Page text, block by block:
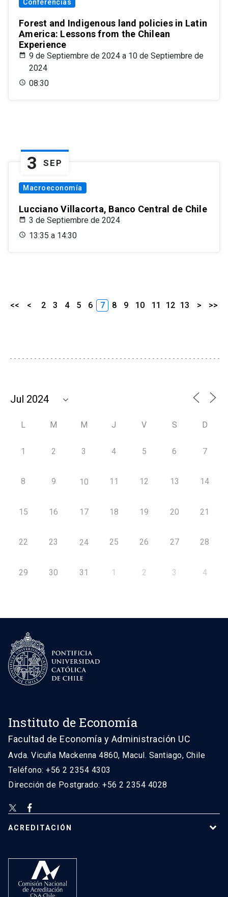
Conferencias
Forest and Indigenous land policies in Latin
America: Lessons from the Chilean
Experience
9 de Septiembre de 2024 a 10 de Septiembre de
2024
08:30
3 SEP
Macroeconomía
Lucciano Villacorta, Banco Central de Chile
3 de Septiembre de 2024
13:35 a 14:30
<< < 2 3 4 5 6 7 8 9 10 11 12 13 > >>
L M M J V S D
1 2 3 4 5 6 7
8 9 10 11 12 13 14
15 16 17 18 19 20 21
22 23 24 25 26 27 28
29 30 31 1 2 3 4
Instituto de Economía
Facultad de Economía y Administración UC
Avda. Vicuña Mackenna 4860, Macul. Santiago, Chile
Teléfono: +56 2 2354 4303
Dirección de Postgrado: +56 2 2354 4028
ACREDITACIÓN